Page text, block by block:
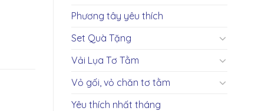
Phương tây yêu thích
Set Quà Tặng
Vải Lụa Tơ Tằm
Vỏ gối, vỏ chăn tơ tằm
Yêu thích nhất tháng